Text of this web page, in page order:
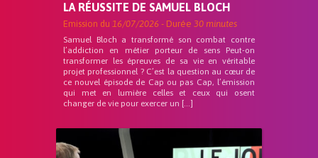
LA RÉUSSITE DE SAMUEL BLOCH
Emission du 16/07/2026 - Durée 30 minutes
Samuel Bloch a transformé son combat contre
l’addiction en métier porteur de sens Peut-on
transformer les épreuves de sa vie en véritable
projet professionnel ? C’est la question au cœur de
ce nouvel épisode de Cap ou pas Cap, l’émission
qui met en lumière celles et ceux qui osent
changer de vie pour exercer un […]